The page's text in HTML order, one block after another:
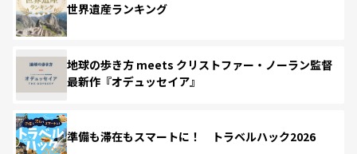
世界遺産ランキング
地球の歩き方 meets クリストファー・ノーラン監督
最新作『オデュッセイア』
準備も滞在もスマートに！ トラベルハック2026